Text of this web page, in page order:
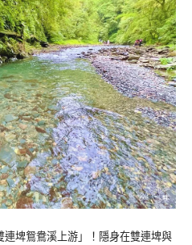
埤鴛鴦溪上游」！隱身在雙連埤與